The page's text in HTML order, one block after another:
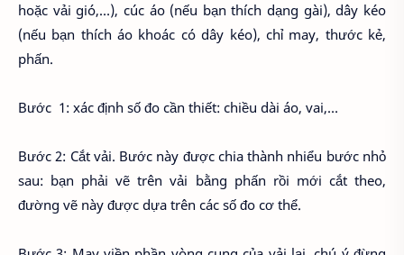
hoặc vải gió,…), cúc áo (nếu bạn thích dạng gài), dây kéo
(nếu bạn thích áo khoác có dây kéo), chỉ may, thước kẻ,
phấn.
Bước 1: xác định số đo cần thiết: chiều dài áo, vai,…
Bước 2: Cắt vải. Bước này được chia thành nhiểu bước nhỏ
sau: bạn phải vẽ trên vải bằng phấn rồi mới cắt theo,
đường vẽ này được dựa trên các số đo cơ thể.